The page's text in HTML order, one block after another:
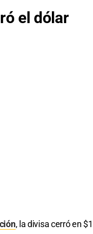
el dólar
, la divisa cerró en